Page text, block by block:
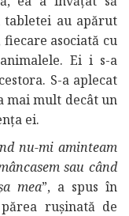
tabletei au apărut
asociată cu
Ei i s-a
S-a aplecat
mai mult decât un
ei.
nu-mi aminteam
sau când
mea”, a spus în
rușinată de